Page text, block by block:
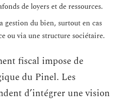
de loyers et de ressources.
gestion du bien, surtout en cas
ou via une structure sociétaire.
fiscal impose de
du Pinel. Les
d’intégrer une vision